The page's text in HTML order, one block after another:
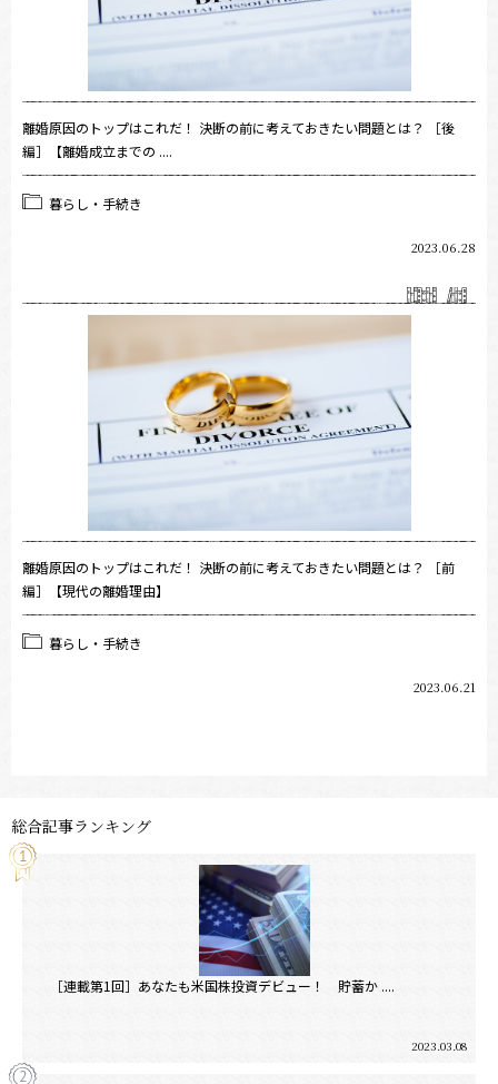
離婚原因のトップはこれだ！ 決断の前に考えておきたい問題とは？ ［後
編］【離婚成立までの ....
暮らし・手続き
2023.06.28
離婚原因のトップはこれだ！ 決断の前に考えておきたい問題とは？ ［前
編］【現代の離婚理由】
暮らし・手続き
2023.06.21
総合記事ランキング
［連載第1回］あなたも米国株投資デビュー！ 貯蓄か ....
2023.03.08